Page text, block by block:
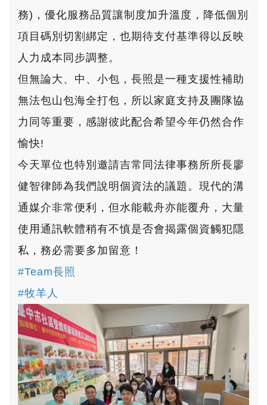
務)，優化服務品質讓制度加升溫度，降低個別
項目碼別切割綁定，也期待支付基準得以反映
人力成本同步調整。
但無論大、中、小包，長照是一種支援性補助
無法包山包海全打包，所以家庭支持及團隊協
力同等重要，感謝彼此配合希望今年仍然合作
愉快!
今天單位也特別邀請吉常同法律事務所所長廖
健智律師為我們說明個資法的議題。現代的溝
通媒介非常便利，但水能載舟亦能覆舟，大量
使用通訊軟體稍有不慎是否會揭露個資觸犯隱
私，務必需要多加留意！
#Team長照
#牧羊人